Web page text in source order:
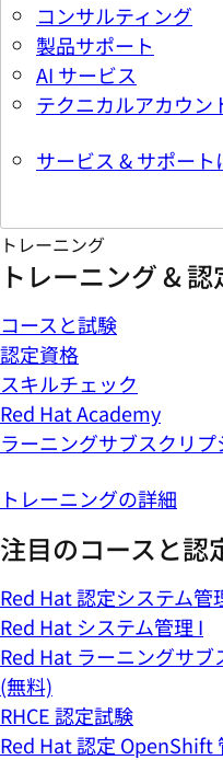
コンサルティング
製品サポート
AI サービス
テクニカルアカウン
サービス & サポート
トレーニング
トレーニング & 認
コースと試験
認定資格
スキルチェック
Red Hat Academy
ラーニングサブスクリプ
トレーニングの詳細
注目のコースと認
Red Hat 認定システム管
Red Hat システム管理 I
Red Hat ラーニングサ
(無料)
RHCE 認定試験
Red Hat 認定 OpenShift